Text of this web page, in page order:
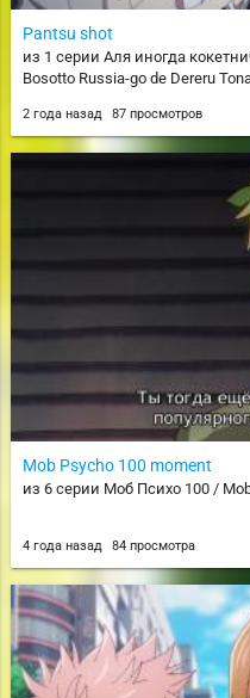
Pantsu shot
из 1 серии Аля иногда
Bosotto Russia-go de Dereru
2 года назад 87 просмотров
Mob Psycho 100 moment
из 6 серии Моб Психо 100 /
4 года назад 84 просмотра